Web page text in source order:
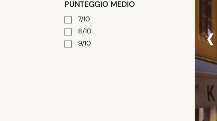
PUNTEGGIO MEDIO
7/10
8/10
9/10
‹